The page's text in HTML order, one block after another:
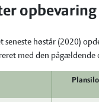
opbevaring
seneste høstår (2020)
med den pågældende
Plansilo